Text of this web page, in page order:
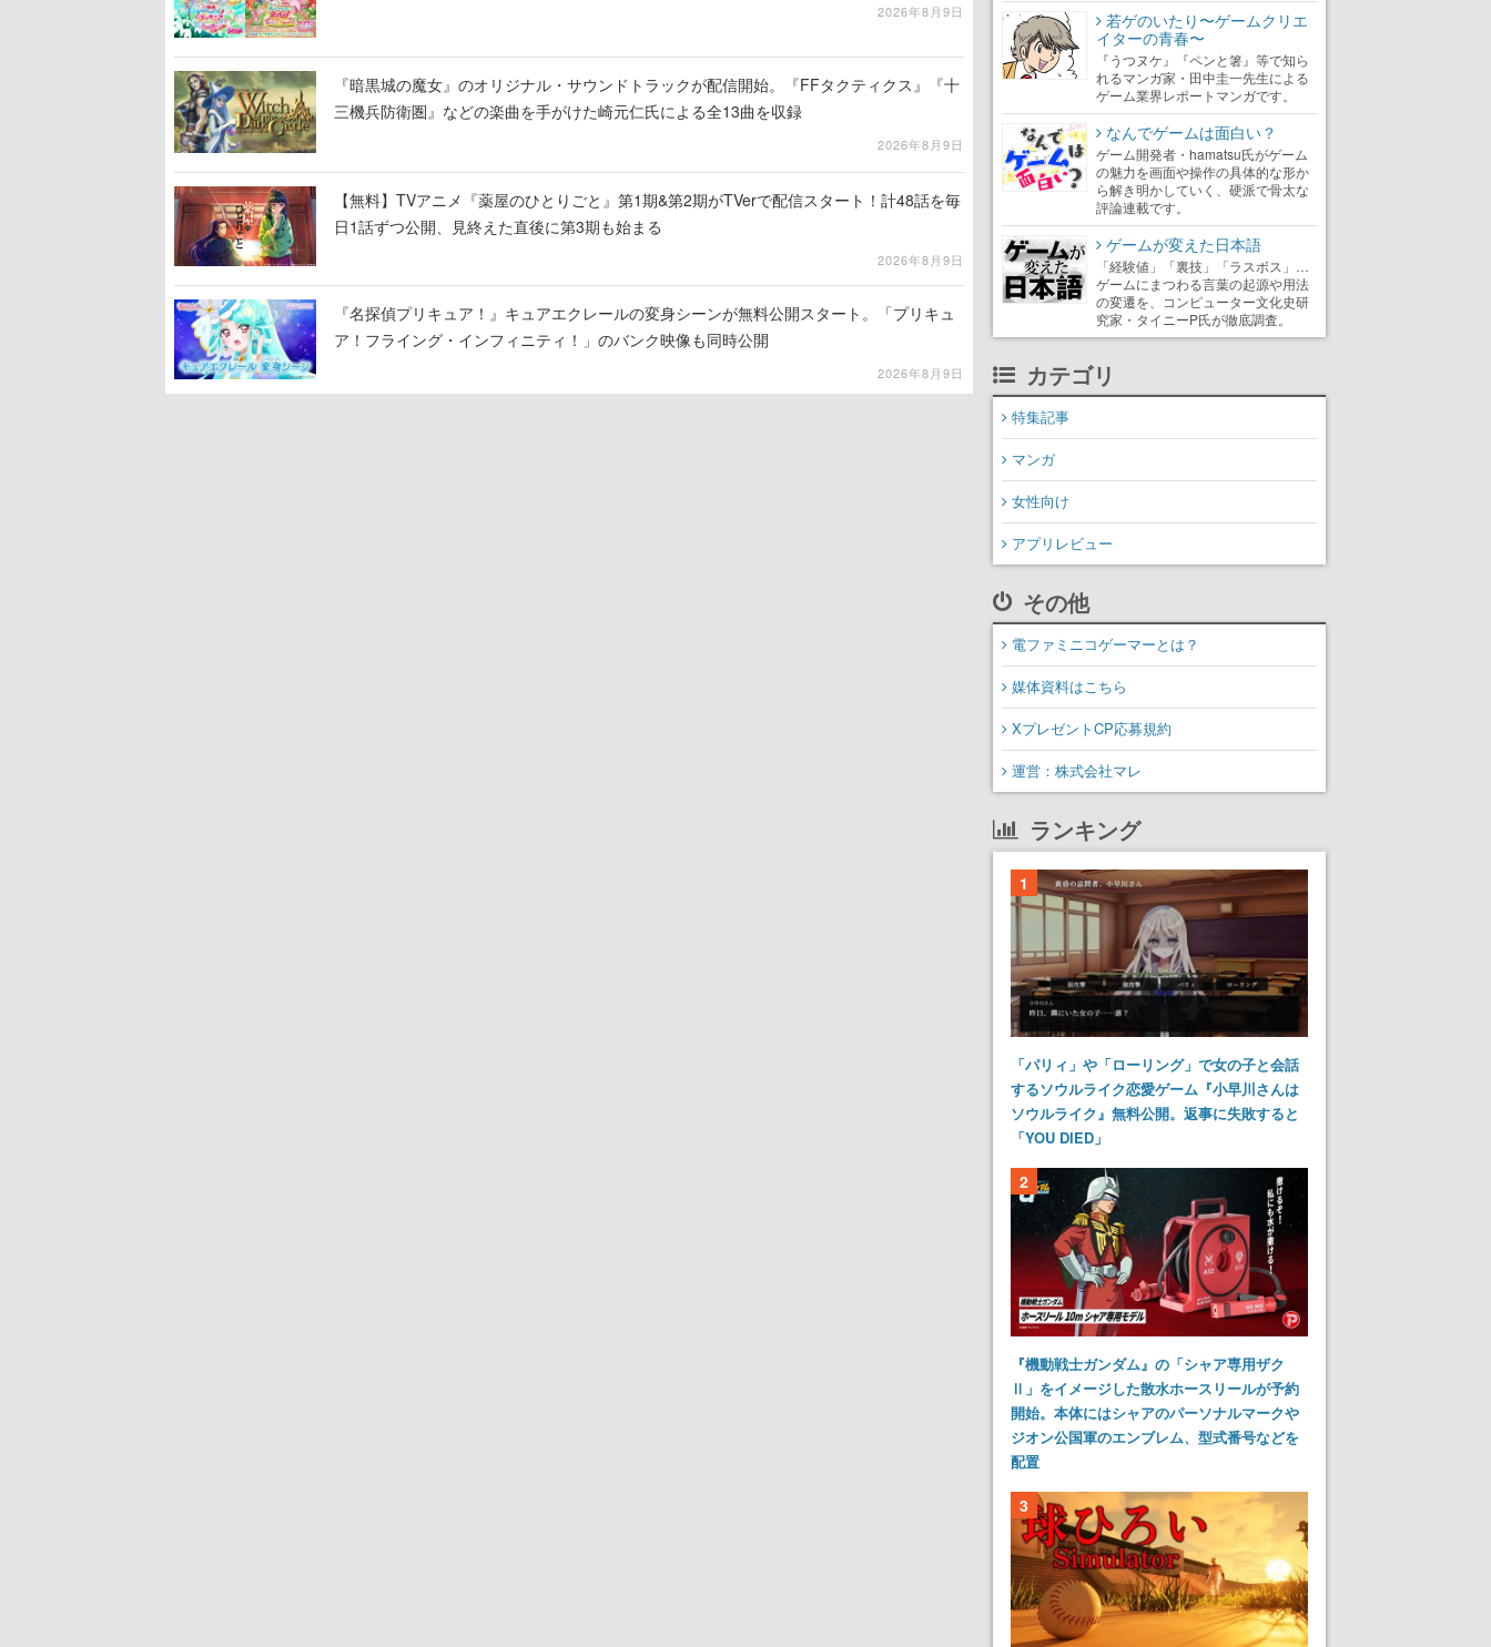
2026年8月9日
『暗黒城の魔女』のオリジナル・サウンドトラックが配信開始。『FFタクティクス』『十
三機兵防衛圏』などの楽曲を手がけた崎元仁氏による全13曲を収録
2026年8月9日
【無料】TVアニメ『薬屋のひとりごと』第1期&第2期がTVerで配信スタート！計48話を毎
日1話ずつ公開、見終えた直後に第3期も始まる
2026年8月9日
『名探偵プリキュア！』キュアエクレールの変身シーンが無料公開スタート。「プリキュ
ア！フライング・インフィニティ！」のバンク映像も同時公開
2026年8月9日
若ゲのいたり〜ゲームクリエ
イターの青春〜
『うつヌケ』『ペンと箸』等で知ら
れるマンガ家・田中圭一先生による
ゲーム業界レポートマンガです。
なんでゲームは面白い？
ゲーム開発者・hamatsu氏がゲーム
の魅力を画面や操作の具体的な形か
ら解き明かしていく、硬派で骨太な
評論連載です。
ゲームが変えた日本語
「経験値」「裏技」「ラスボス」…
ゲームにまつわる言葉の起源や用法
の変遷を、コンピューター文化史研
究家・タイニーP氏が徹底調査。
カテゴリ
特集記事
マンガ
女性向け
アプリレビュー
その他
電ファミニコゲーマーとは？
媒体資料はこちら
XプレゼントCP応募規約
運営：株式会社マレ
ランキング
1
「パリィ」や「ローリング」で女の子と会話
するソウルライク恋愛ゲーム『小早川さんは
ソウルライク』無料公開。返事に失敗すると
「YOU DIED」
2
『機動戦士ガンダム』の「シャア専用ザク
Ⅱ」をイメージした散水ホースリールが予約
開始。本体にはシャアのパーソナルマークや
ジオン公国軍のエンブレム、型式番号などを
配置
3